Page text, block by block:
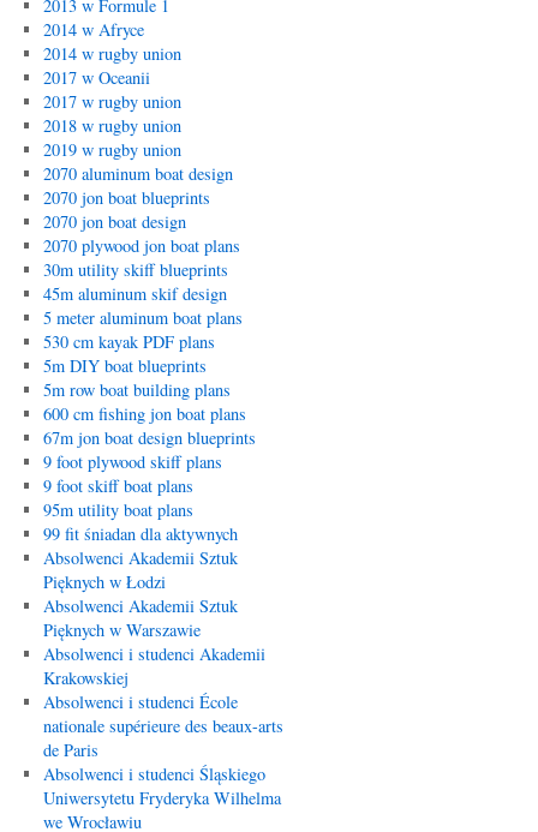
2013 w Formule 1
2014 w Afryce
2014 w rugby union
2017 w Oceanii
2017 w rugby union
2018 w rugby union
2019 w rugby union
2070 aluminum boat design
2070 jon boat blueprints
2070 jon boat design
2070 plywood jon boat plans
30m utility skiff blueprints
45m aluminum skif design
5 meter aluminum boat plans
530 cm kayak PDF plans
5m DIY boat blueprints
5m row boat building plans
600 cm fishing jon boat plans
67m jon boat design blueprints
9 foot plywood skiff plans
9 foot skiff boat plans
95m utility boat plans
99 fit śniadan dla aktywnych
Absolwenci Akademii Sztuk
Pięknych w Łodzi
Absolwenci Akademii Sztuk
Pięknych w Warszawie
Absolwenci i studenci Akademii
Krakowskiej
Absolwenci i studenci École
nationale supérieure des beaux-arts
de Paris
Absolwenci i studenci Śląskiego
Uniwersytetu Fryderyka Wilhelma
we Wrocławiu